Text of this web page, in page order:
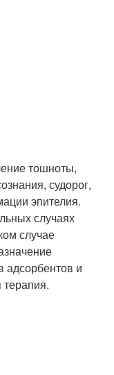
тошноты,
судорог,
эпителия.
случаях
случае
адсорбентов и